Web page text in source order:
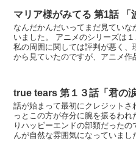
マリア様がみてる 第1話 「
なんだかんだいってまだ見てい
いました。 アニメのシリーズは
私の周囲に関しては評判が悪く、
から見ていたのですが、アニメ作
true tears 第１３話「君の涙
話が始まって最初にクレジットさ
っとこの方が存分に腕を振るわ
りハッピーエンドの部類だった
んが自然な雰囲気になっていま